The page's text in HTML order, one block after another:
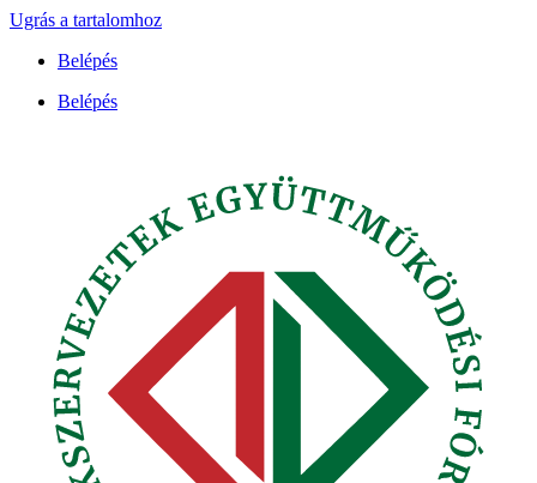
Ugrás a tartalomhoz
Belépés
Belépés